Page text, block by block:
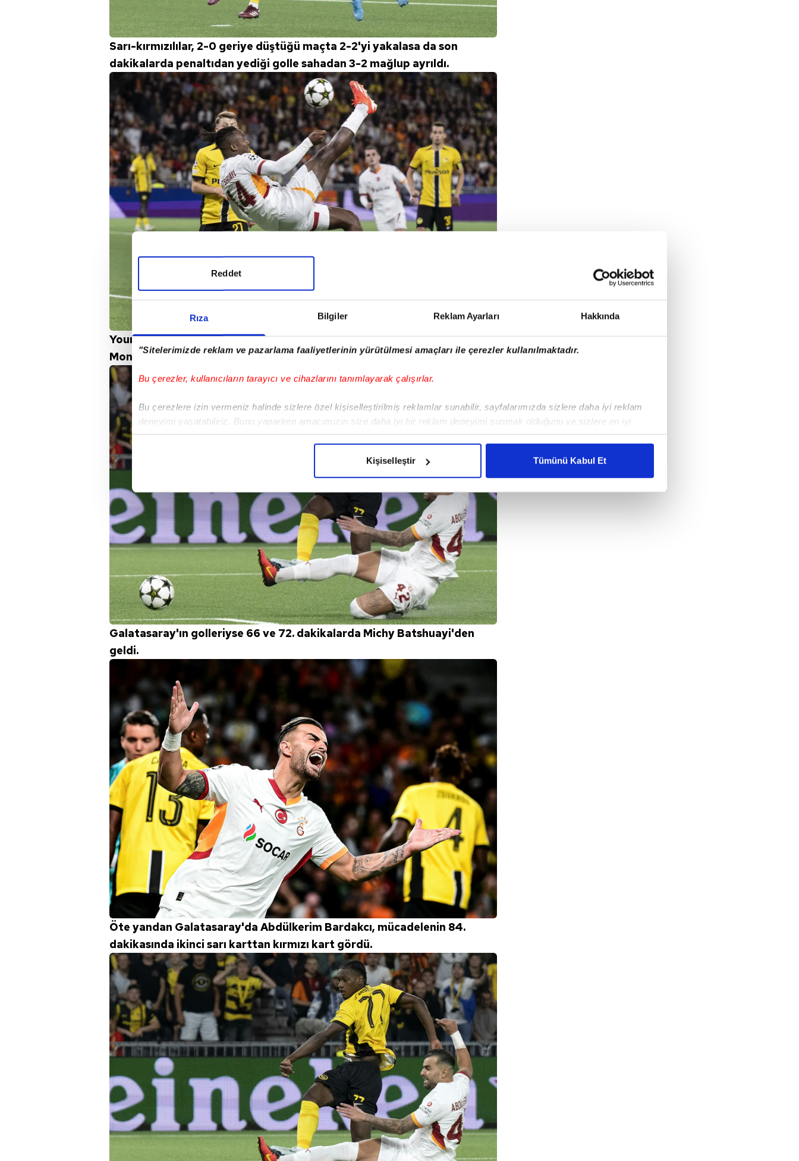
Rıza Bilgiler Reklam Ayarları Hakkında
"Sitelerimizde reklam ve pazarlama faaliyetlerinin yürütülmesi amaçları ile çerezler kullanılmaktadır.
Bu çerezler, kullanıcıların tarayıcı ve cihazlarını tanımlayarak çalışırlar.
Bu çerezlere izin vermeniz halinde sizlere özel kişiselleştirilmiş reklamlar sunabilir, sayfalarımızda sizlere daha iyi reklam
deneyimi yaşatabiliriz. Bunu yaparken amacımızın size daha iyi bir reklam deneyimi sunmak olduğunu ve sizlere en iyi
içerikleri sunabilmek adına elimizden gelen çabayı gösterdiğimizi ve bu noktada, reklamların maliyetlerimizi karşılamak
Her halükârda, kullanıcılar, bu çerezlere izin vermedikleri takdirde, kullanıcılara hedefli reklamlar gösterilmeyecektir."
Sizlere daha iyi bir hizmet sunabilmek için İnternet Sitemizde kendimize ve üçüncü kişilere ait çerezler kullanılmaktadır. Bu
çerezler vasıtasıyla çeşitli kişisel verileriniz işlenmekte olup gerekli olan çerezler bilgi toplumu hizmetlerinin sunulması
amacıyla kullanılmaktadır. Diğer çerezler, sitemizin daha işlevsel kılınması ve kişiselleştirilmesi ve sizlere yönelik
reklam/pazarlama faaliyetlerinin yapılması, amaçlarıyla sınırlı olarak açık rızanız dahilinde kullanılacaktır.
Çerezlere ilişkin tercihlerinizi aşağıda yer alan panel vasıtasıyla belirleyebilirsiniz. Çerezlere ilişkin detaylı bilgi için Ayarlar
butonuna tıklayabilir, Çerez Bilgilendirme Metnimizi ziyaret edebilirsiniz.
6698 sayılı Kişisel Verilerin Korunması Kanunu uyarınca hazırlanmış Aydınlatma Metnimizi okumak ve sitemizde ilgili
mevzuata uygun olarak kullanılan çerezlerle ilgili bilgi almak için lütfentıklayınız.
Reddet
Kişiselleştir Tümünü Kabul Et
Sarı-kırmızılılar, 2-0 geriye düştüğü maçta 2-2'yi yakalasa da son
dakikalarda penaltıdan yediği golle sahadan 3-2 mağlup ayrıldı.
Young Boys'a galibiyeti getiren golleri 3 ve 45+4. dakikalarda Joel
Monteiro ve 86. dakikada Filip Ugrinic (p) kaydetti.
Galatasaray'ın golleriyse 66 ve 72. dakikalarda Michy Batshuayi'den
geldi.
Öte yandan Galatasaray'da Abdülkerim Bardakcı, mücadelenin 84.
dakikasında ikinci sarı karttan kırmızı kart gördü.